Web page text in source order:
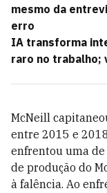
mesmo da
erro
IA transforma
raro no trabalho;
McNeill
entre 2015 e
enfrentou uma
de produção do
à falência. Ao